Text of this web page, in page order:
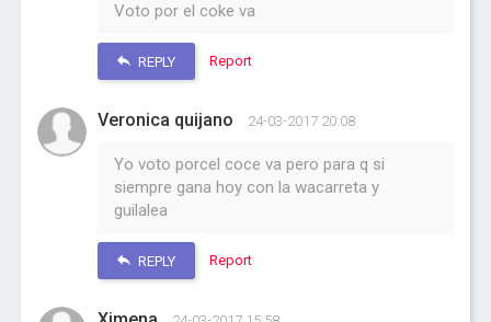
Voto por el coke va
REPLY Report
Veronica quijano 24-03-2017 20:08
Yo voto porcel coce va pero para q si
siempre gana hoy con la wacarreta y
guilalea
REPLY Report